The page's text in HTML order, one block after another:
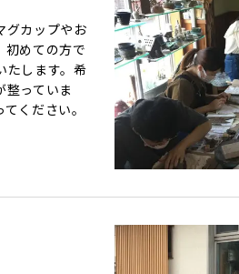
グカップやお
初めての方で
たします。希
っていま
ください。